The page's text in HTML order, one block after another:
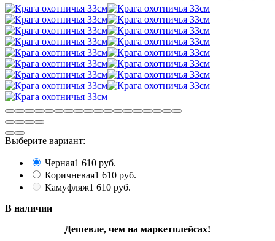
Выберите вариант:
Черная1 610 руб.
Коричневая1 610 руб.
Камуфляж1 610 руб.
В наличии
Дешевле, чем на маркетплейсах!